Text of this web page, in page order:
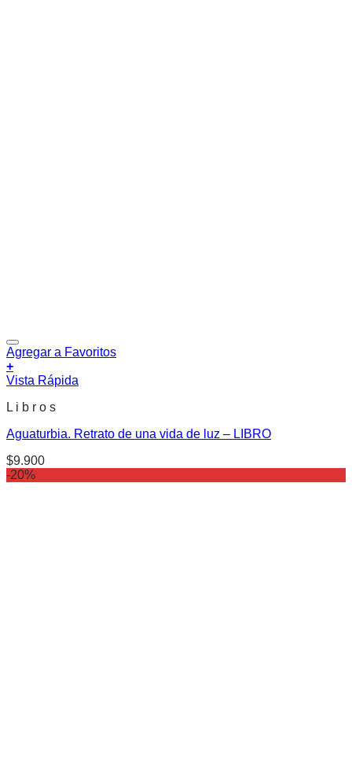
Agregar a Favoritos
+
Vista Rápida
L i b r o s
Aguaturbia. Retrato de una vida de luz – LIBRO
$9.900
-20%